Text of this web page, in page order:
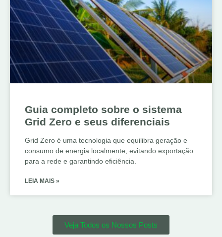
Guia completo sobre o sistema
Grid Zero e seus diferenciais
Grid Zero é uma tecnologia que equilibra geração e
consumo de energia localmente, evitando exportação
para a rede e garantindo eficiência.
LEIA MAIS »
Veja Todos os Nossos Posts